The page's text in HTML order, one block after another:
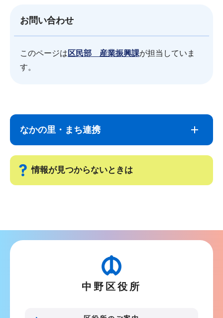
お問い合わせ
このページは 区民部 産業振興課が担当していま
す。
こ
で
なかの里・まち連携
情報が見つからないときは
ナ
ビ
中野区役所